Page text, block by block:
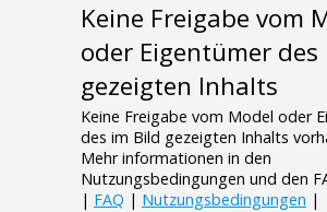
Keine Freigabe vom
oder Eigentümer des
gezeigten Inhalts
Keine Freigabe vom Model oder
des im Bild gezeigten Inhalts
Mehr informationen in den
Nutzungsbedingungen und den
| FAQ | Nutzungsbedingungen |